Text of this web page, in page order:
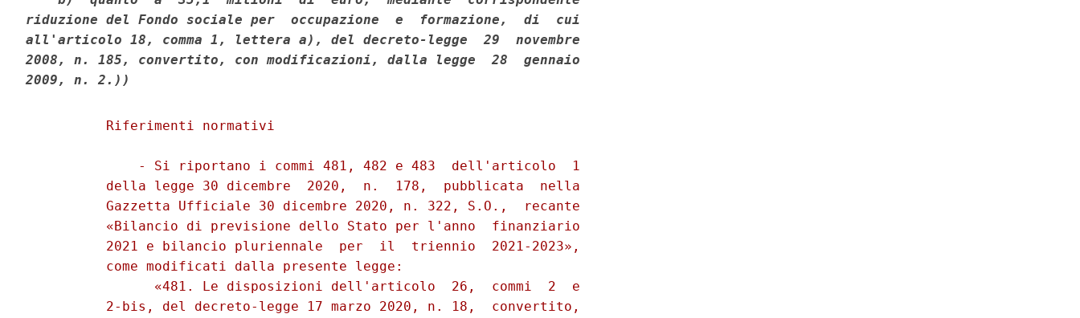
riduzione del Fondo sociale per  occupazione  e  formazione,  di  cui
all'articolo 18, comma 1, lettera a), del decreto-legge  29  novembre
2008, n. 185, convertito, con modificazioni, dalla legge  28  gennaio
2009, n. 2.))
          Riferimenti normativi
              - Si riportano i commi 481, 482 e 483  dell'articolo  1
          della legge 30 dicembre  2020,  n.  178,  pubblicata  nella
          Gazzetta Ufficiale 30 dicembre 2020, n. 322, S.O.,  recante
          «Bilancio di previsione dello Stato per l'anno  finanziario
          2021 e bilancio pluriennale  per  il  triennio  2021-2023»,
          come modificati dalla presente legge:
                «481. Le disposizioni dell'articolo  26,  commi  2  e
          2-bis, del decreto-legge 17 marzo 2020, n. 18,  convertito,